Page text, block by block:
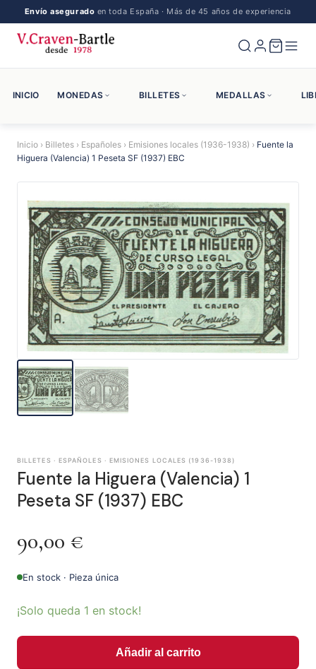
Envío asegurado en toda España · Más de 45 años de experiencia
INICIO MONEDAS BILLETES MEDALLAS
Inicio › Billetes › Españoles › Emisiones locales (1936-1938) › Fuente la
Higuera (Valencia) 1 Peseta SF (1937) EBC
BILLETES · ESPAÑOLES · EMISIONES LOCALES (1936-1938)
Fuente la Higuera (Valencia) 1
Peseta SF (1937) EBC
90,00 €
En stock · Pieza única
¡Solo queda 1 en stock!
Añadir al carrito